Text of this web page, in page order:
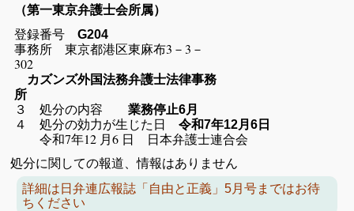
（第一東京弁護士会所属）
登録番号 G204
事務所 東京都港区東麻布3－3－
302
カズンズ外国法務弁護士法律事務
所
３ 処分の内容 業務停止6月
４ 処分の効力が生じた日 令和7年12月6日
令和7年12 月6 日 日本弁護士連合会
処分に関しての報道、情報はありません
詳細は日弁連広報誌「自由と正義」5月号まではお待
ちください